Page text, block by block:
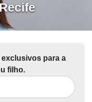
para a
filho.